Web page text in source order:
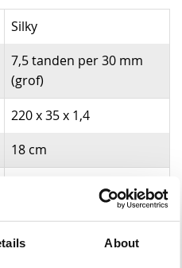
About
Silky
7,5 tanden per 30 mm
(grof)
220 x 35 x 1,4
18 cm
35 g